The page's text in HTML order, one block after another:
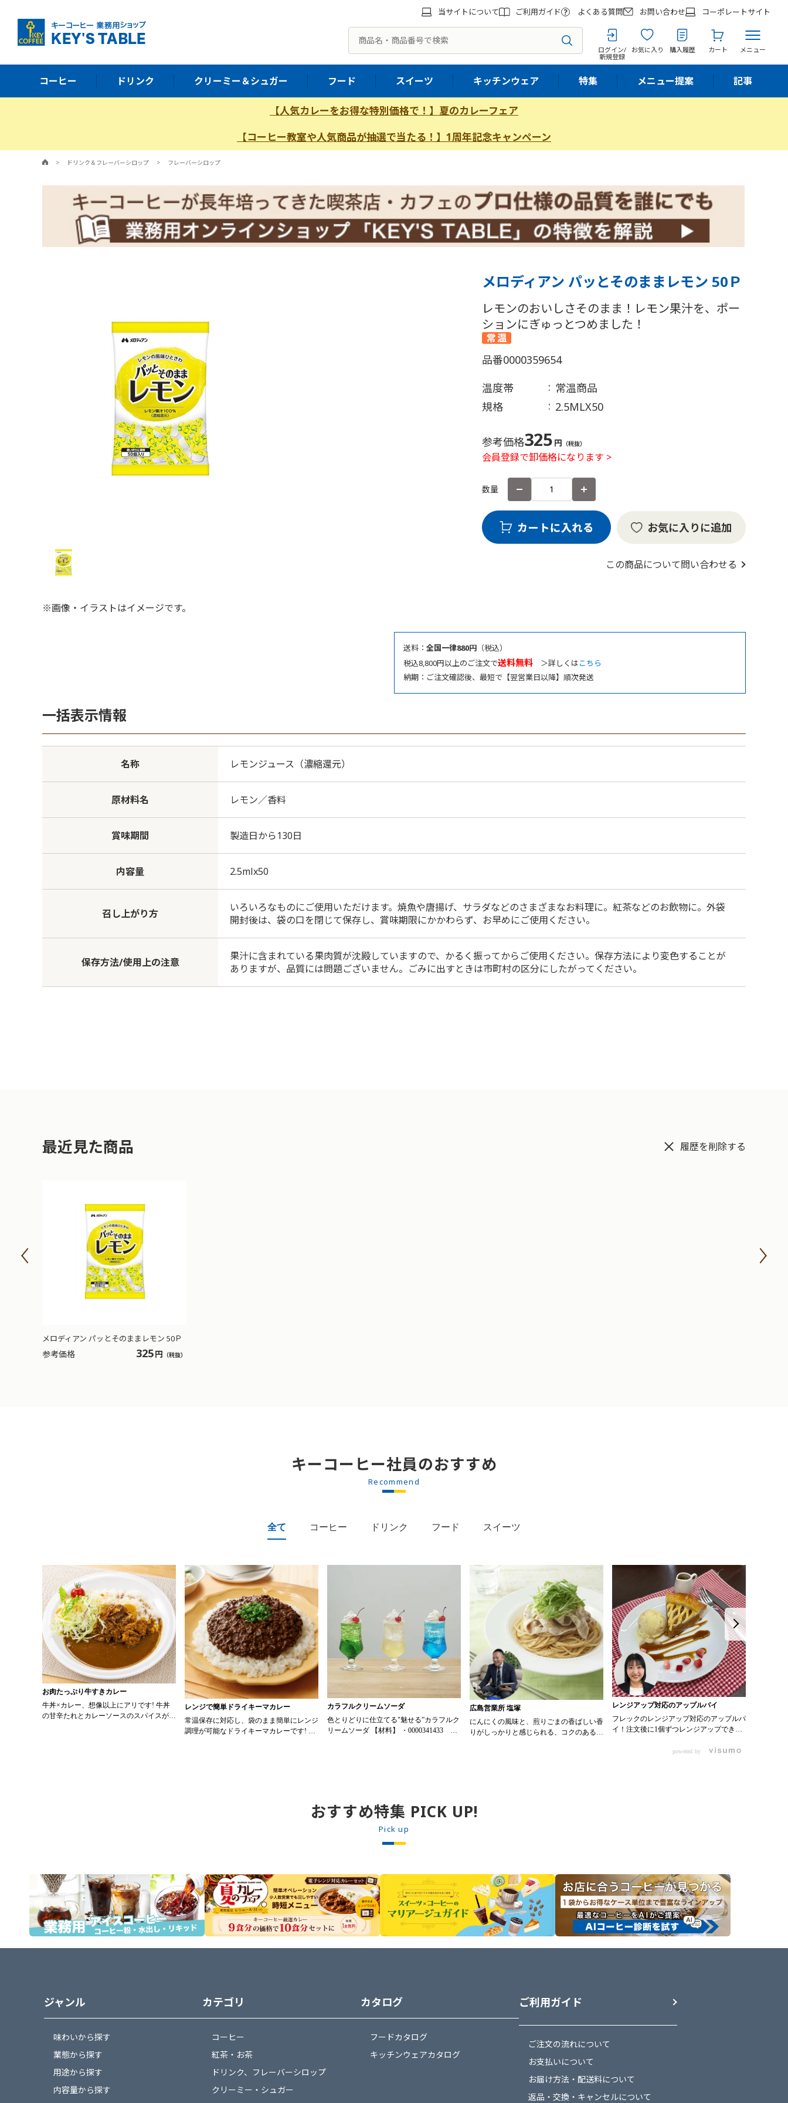
当サイトについて ご利用ガイド よくある質問 お問い合わせ コーポレートサイト
ログイン/
新規登録
お気に入り 購入履歴 カート メニュー
コーヒー ドリンク クリーミー＆シュガー フード スイーツ キッチンウェア 特集 メニュー提案 記事
【人気カレーをお得な特別価格で！】夏のカレーフェア
【コーヒー教室や人気商品が抽選で当たる！】1周年記念キャンペーン
> ドリンク＆フレーバーシロップ > フレーバーシロップ
※画像・イラストはイメージです。
メロディアン パッとそのままレモン 50Ｐ
レモンのおいしさそのまま！レモン果汁を、ポー
ションにぎゅっとつめました！
品番0000359654
温度帯
常温商品
規格
2.5MLX50
参考価格325 円 （税抜）
会員登録で卸価格になります >
数量
お気に入りに追加
この商品について問い合わせる
送料： 全国一律880円 （税込）
税込8,800円以上のご注文で送料無料 ＞詳しくはこちら
納期：ご注文確認後、最短で【翌営業日以降】順次発送
一括表示情報
名称 レモンジュース（濃縮還元）
原材料名 レモン／香料
賞味期間 製造日から130日
内容量 2.5mlx50
召し上がり方
いろいろなものにご使用いただけます。焼魚や唐揚げ、サラダなどのさまざまなお料理に。紅茶などのお飲物に。外袋
開封後は、袋の口を閉じて保存し、賞味期限にかかわらず、お早めにご使用ください。
保存方法/使用上の注意
果汁に含まれている果肉質が沈殿していますので、かるく振ってからご使用ください。保存方法により変色することが
ありますが、品質には問題ございません。ごみに出すときは市町村の区分にしたがってください。
最近見た商品 履歴を削除する
メロディアン パッとそのままレモン 50Ｐ
参考価格 325円 （税抜）
キーコーヒー社員のおすすめ
Recommend
全て コーヒー ドリンク フード スイーツ
お肉たっぷり牛すきカレー
牛丼×カレー、想像以上にアリです! 牛丼
の甘辛たれとカレーソースのスパイスが新
レンジで簡単ドライキーマカレー
常温保存に対応し、袋のまま簡単にレンジ
調理が可能なドライキーマカレーです! ト
カラフルクリームソーダ
色とりどりに仕立てる"魅せる”カラフルク
リームソーダ 【材料】 ・0000341433 ス
1. グラスに氷をたっぷり入れ、かき氷シ
ロップ30ml、炭酸水90mlの順に注ぎ、マド
ラーで軽く混ぜる。 2. ホイップクリーム
20gとサクランボをトッピングする。
広島営業所 塩塚
にんにくの風味と、煎りごまの香ばしい香
りがしっかりと感じられる、コクのある胡
味がしっかりしているので、居酒屋メニュ
ーや定食の小鉢メニューにも使いやすい万
レンジアップ対応のアップルパイ
フレックのレンジアップ対応のアップルパ
イ！注文後に1個ずつレンジアップできる
んごが入っているので満足感もある商品で
powered by
おすすめ特集 PICK UP!
Pick up
ジャンル
味わいから探す
業態から探す
用途から探す
内容量から探す
カテゴリ
コーヒー
紅茶・お茶
ドリンク、フレーバーシロップ
クリーミー・シュガー
カタログ
フードカタログ
キッチンウェアカタログ
ご利用ガイド
ご注文の流れについて
お支払いについて
お届け方法・配送料について
返品・交換・キャンセルについて